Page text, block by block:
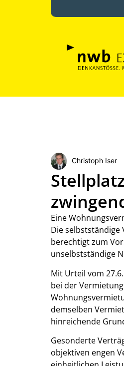
Christoph Iser
Eine
Die
berechtigt zum
unselbstständige
Mit Urteil vom
bei der
demselben
hinreichende
Gesonderte
objektiven engen